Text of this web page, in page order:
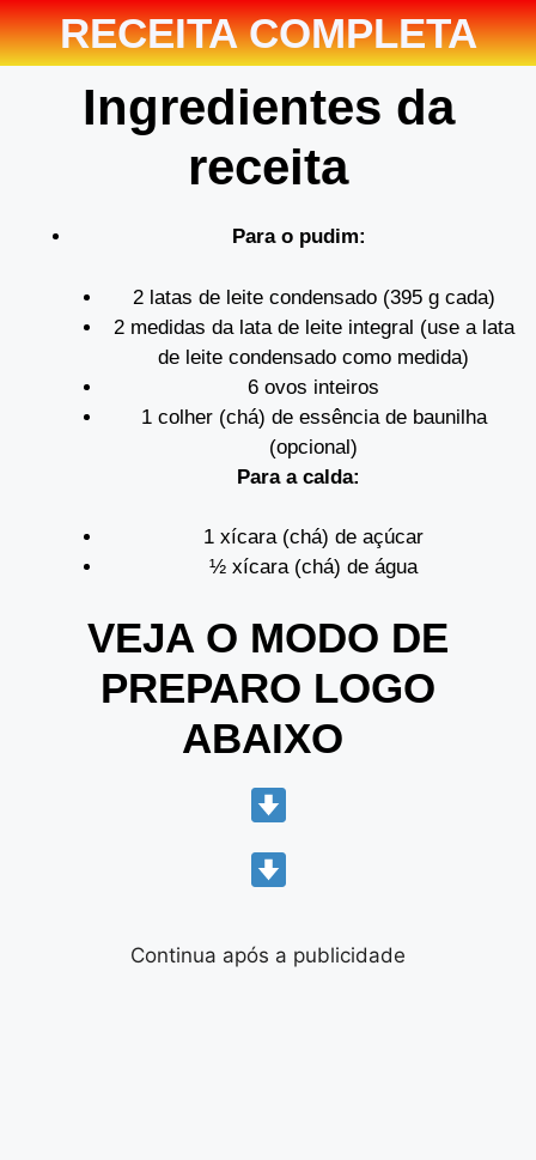
RECEITA COMPLETA
Ingredientes da
receita
Para o pudim:
2 latas de leite condensado (395 g cada)
2 medidas da lata de leite integral (use a lata
de leite condensado como medida)
6 ovos inteiros
1 colher (chá) de essência de baunilha
(opcional)
Para a calda:
1 xícara (chá) de açúcar
½ xícara (chá) de água
VEJA O MODO DE
PREPARO LOGO
ABAIXO
Continua após a publicidade